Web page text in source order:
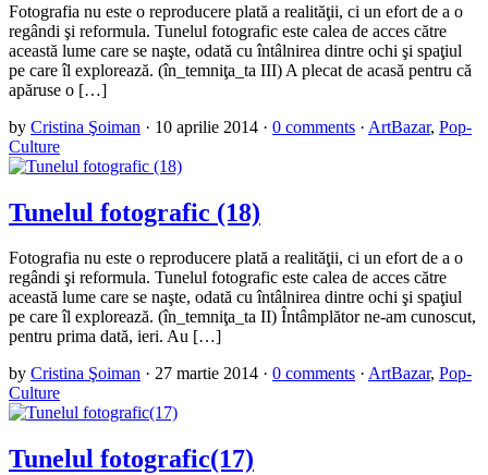
Fotografia nu este o reproducere plată a realităţii, ci un efort de a o
regândi şi reformula. Tunelul fotografic este calea de acces către
această lume care se naşte, odată cu întâlnirea dintre ochi şi spaţiul
pe care îl explorează. (în_temniţa_ta III) A plecat de acasă pentru că
apăruse o […]
by Cristina Şoiman · 10 aprilie 2014 · 0 comments · ArtBazar, Pop-
Culture
Tunelul fotografic (18)
Fotografia nu este o reproducere plată a realităţii, ci un efort de a o
regândi şi reformula. Tunelul fotografic este calea de acces către
această lume care se naşte, odată cu întâlnirea dintre ochi şi spaţiul
pe care îl explorează. (în_temniţa_ta II) Întâmplător ne-am cunoscut,
pentru prima dată, ieri. Au […]
by Cristina Şoiman · 27 martie 2014 · 0 comments · ArtBazar, Pop-
Culture
Tunelul fotografic(17)